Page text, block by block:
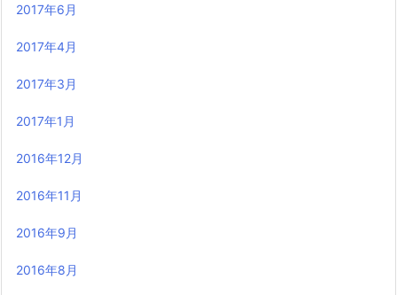
2017年6月
2017年4月
2017年3月
2017年1月
2016年12月
2016年11月
2016年9月
2016年8月